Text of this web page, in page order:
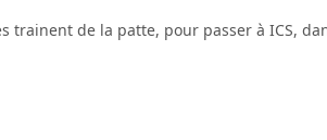
trainent de la patte, pour passer à ICS,